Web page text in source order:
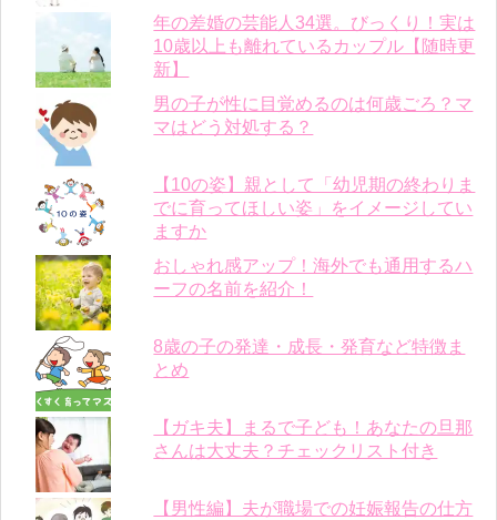
年の差婚の芸能人34選。びっくり！実は
10歳以上も離れているカップル【随時更
新】
男の子が性に目覚めるのは何歳ごろ？マ
マはどう対処する？
【10の姿】親として「幼児期の終わりま
でに育ってほしい姿」をイメージしてい
ますか
おしゃれ感アップ！海外でも通用するハ
ーフの名前を紹介！
8歳の子の発達・成長・発育など特徴ま
とめ
【ガキ夫】まるで子ども！あなたの旦那
さんは大丈夫？チェックリスト付き
【男性編】夫が職場での妊娠報告の仕方